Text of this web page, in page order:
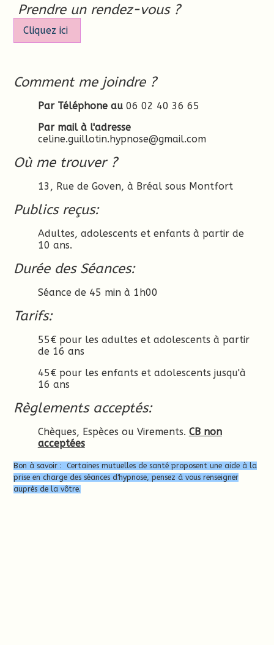
Prendre un rendez-vous ?
Cliquez ici
Comment me joindre ?
Par Téléphone au06 02 40 36 65
Par mail à l'adresse
celine.guillotin.hypnose@gmail.com
Où me trouver ?
13, Rue de Goven, à Bréal sous Montfort
Publics reçus:
Adultes, adolescents et enfants à partir de
10 ans.
Durée des Séances:
Séance de 45 min à 1h00
Tarifs:
55€ pour les adultes et adolescents à partir
de 16 ans
45€ pour les enfants et adolescents jusqu'à
16 ans
Règlements acceptés:
Chèques, Espèces ou Virements. CB non
acceptées
Bon à savoir : Certaines mutuelles de santé proposent une aide à la
prise en charge des séances d'hypnose, pensez à vous renseigner
auprès de la vôtre.